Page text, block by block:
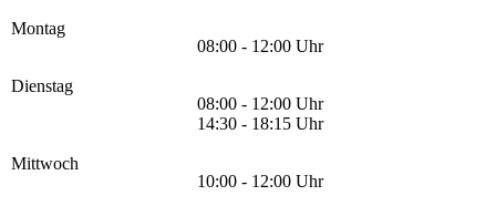
Montag
08:00 - 12:00 Uhr
Dienstag
08:00 - 12:00 Uhr
14:30 - 18:15 Uhr
Mittwoch
10:00 - 12:00 Uhr